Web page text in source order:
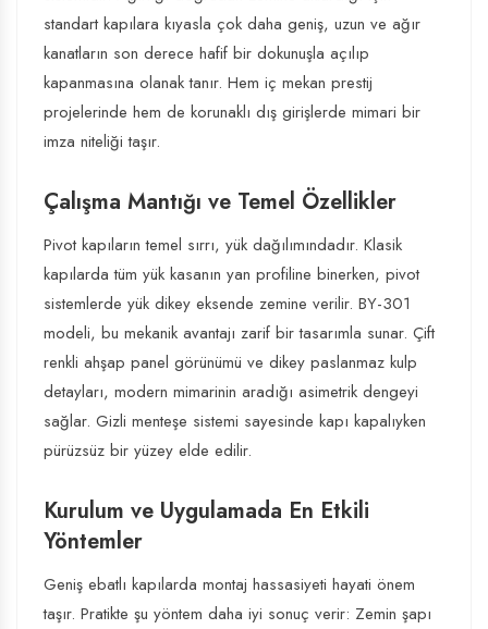
standart kapılara kıyasla çok daha geniş, uzun ve ağır
kanatların son derece hafif bir dokunuşla açılıp
kapanmasına olanak tanır. Hem iç mekan prestij
projelerinde hem de korunaklı dış girişlerde mimari bir
imza niteliği taşır.
Çalışma Mantığı ve Temel Özellikler
Pivot kapıların temel sırrı, yük dağılımındadır. Klasik
kapılarda tüm yük kasanın yan profiline binerken, pivot
sistemlerde yük dikey eksende zemine verilir. BY-301
modeli, bu mekanik avantajı zarif bir tasarımla sunar. Çift
renkli ahşap panel görünümü ve dikey paslanmaz kulp
detayları, modern mimarinin aradığı asimetrik dengeyi
sağlar. Gizli menteşe sistemi sayesinde kapı kapalıyken
pürüzsüz bir yüzey elde edilir.
Kurulum ve Uygulamada En Etkili
Yöntemler
Geniş ebatlı kapılarda montaj hassasiyeti hayati önem
taşır. Pratikte şu yöntem daha iyi sonuç verir: Zemin şapı